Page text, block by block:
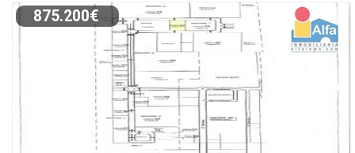
875.200€